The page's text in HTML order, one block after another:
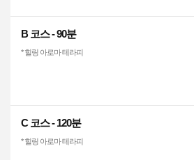
B 코스 - 90분
* 힐링 아로마 테라피
C 코스 - 120분
* 힐링 아로마 테라피